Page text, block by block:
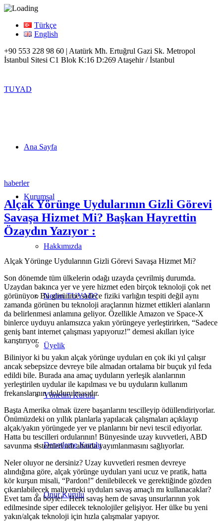
Türkçe
English
+90 553 228 98 60 | Atatürk Mh. Ertuğrul Gazi Sk. Metropol
İstanbul Sitesi C1 Blok K:16 D:269 Ataşehir / İstanbul
TUYAD
Ana Sayfa
Kurumsal
Hakkımızda
Neden TUYAD?
Üyelik
Yönetim Kurulu
Denetleme Kurulu
Onur Kurulu
haberler
Alçak Yörünge Uydularının Gizli Görevi
Savaşa Hizmet Mi? Başkan Hayrettin
Özaydın Yazıyor :
Alçak Yörünge Uydularının Gizli Görevi Savaşa Hizmet Mi?
Son dönemde tüm ülkelerin odağı uzayda çevrilmiş durumda.
Uzaydan bakınca yer ve yere hizmet eden birçok teknoloji çok net
görünüyor. Bu görünme sadece fiziki varlığın tespiti değil aynı
zamanda görünen bu teknoloji araçlarının hizmet ettikleri alanların
da belirlenmesi anlamına geliyor. Özellikle Amazon ve Space-X
binlerce uyduyu anlamsızca yakın yörüngeye yerleştirirken, “Sadece
geniş bant internet çalışması yapıyoruz!” demesi akılları iyice
karıştırıyor.
Biliniyor ki bu yakın alçak yörünge uyduları en çok iki yıl çalışır
ancak sebepsizce devreye bile almadan ortalama bir buçuk yıl feda
edildi bile. Burada ana amaç uyduların yerleşik alanlarının
yerleştirilen uydular ile kapılması ve bu uyduların kullanım
frekanslarının doldurulmasıdır.
Başta Amerika olmak üzere başarılarını tescilleyip ödüllendiriyorlar.
Önümüzdeki on yıllık planlarla yapılacak çalışmaları açıklayıp
alçak/yakın yörüngede yer ve planlarını bir nevi tescil ediyorlar.
Hatta bu tescilleri ordularının! Bünyesinde uzay kuvvetleri, ABD
savunma sistemleri adı altında yayımlanmasını sağlıyorlar.
Neler oluyor ne dersiniz? Uzay kuvvetleri resmen devreye
alındığına göre, alçak yörünge uyduları yani ucuz ve pratik, hatta
kör kurşun misali, “Pardon!” denilebilecek ve gerektiğinde gözden
çıkarılabilecek maliyetteki uyduları savaş amaçlı mı kullanacaklar?
Evet tam da böyle!.. Hem savaş hem de savaş unsurlarının yok
edilmesinde siper edilecek teknolojiler gelişiyor. Her ülke bu yeni
yakın/alçak teknoloji için hızla çalışmalar yapıyor.